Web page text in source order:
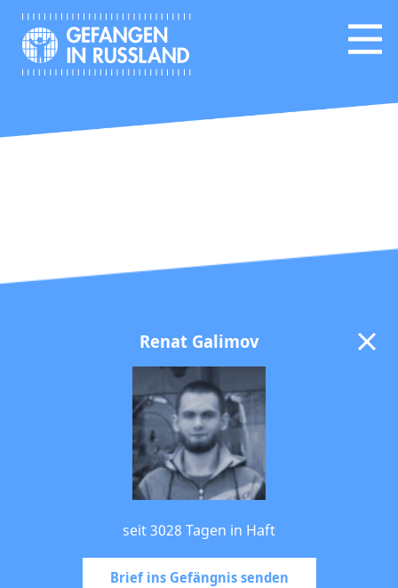
Renat Galimov
seit 3028 Tagen in Haft
Brief ins Gefängnis senden